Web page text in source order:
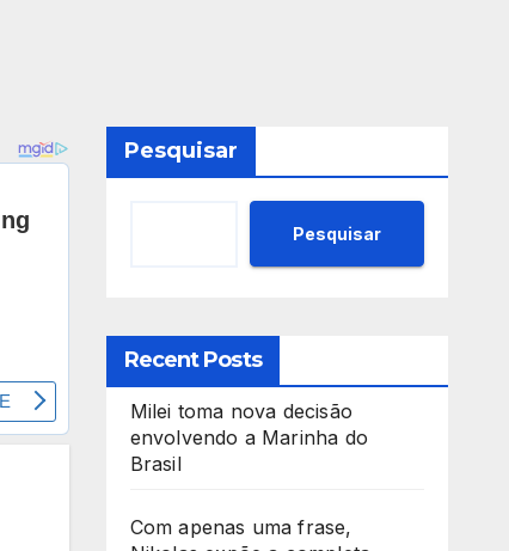
Pesquisar
Pesquisar
Recent Posts
Milei toma nova decisão
envolvendo a Marinha do
Brasil
Com apenas uma frase,